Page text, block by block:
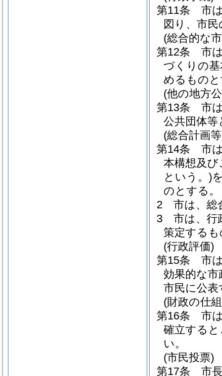
第11条
市
図り、市
(総合的な
第12条
市
づくりの
めるもの
(他の地方
第13条
市
公共団体
(総合計画
第14条
市
本構想及
という。)
のとする。
2
市は、総
3
市は、行
策定する
(行政評価)
第15条
市
効果的な
市民に公
(財政の仕
第16条
市
確立する
い。
(市民投票)
第17条
市